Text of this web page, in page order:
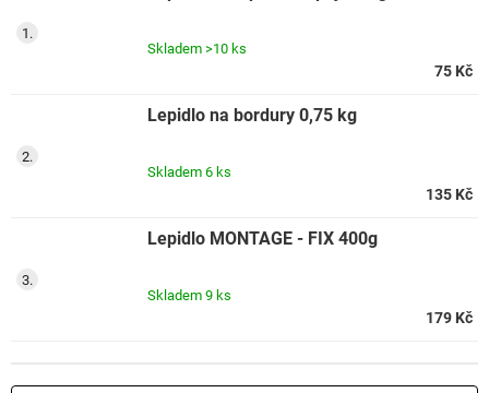
Skladem >10 ks
75 Kč
Lepidlo na bordury 0,75 kg
Skladem 6 ks
135 Kč
Lepidlo MONTAGE - FIX 400g
Skladem 9 ks
179 Kč